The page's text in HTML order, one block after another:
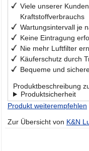
Viele unserer
Kraftstoffverbrauchs
Wartungsintervall je
Keine Eintragung
Nie mehr Luftfilter
Käuferschutz durch
Bequeme und
Produktbeschreibung
Produktsicherheit
Produkt weiterempfehlen
Zur Übersicht von K&N